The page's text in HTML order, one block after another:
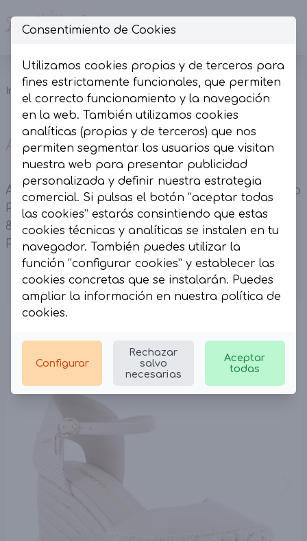
Inicio
Alpargatas
bordadas
Beige.
Alpargatas bordadas Beige.
Alpargatas bordadas Beige en material sintético
Parte trasera tejida y pulsera al tobillo Cuña de
8 cm de altura Forro interior en sintético
Plantilla en piel
Consentimiento de Cookies
Utilizamos cookies propias y de terceros para
fines estrictamente funcionales, que permiten
el correcto funcionamiento y la navegación
en la web. También utilizamos cookies
analíticas (propias y de terceros) que nos
permiten segmentar los usuarios que visitan
nuestra web para presentar publicidad
personalizada y definir nuestra estrategia
comercial. Si pulsas el botón “aceptar todas
las cookies” estarás consintiendo que estas
cookies técnicas y analíticas se instalen en tu
navegador. También puedes utilizar la
función “configurar cookies” y establecer las
cookies concretas que se instalarán. Puedes
ampliar la información en nuestra política de
cookies.
Configurar
Rechazar
salvo
necesarias
Aceptar
todas